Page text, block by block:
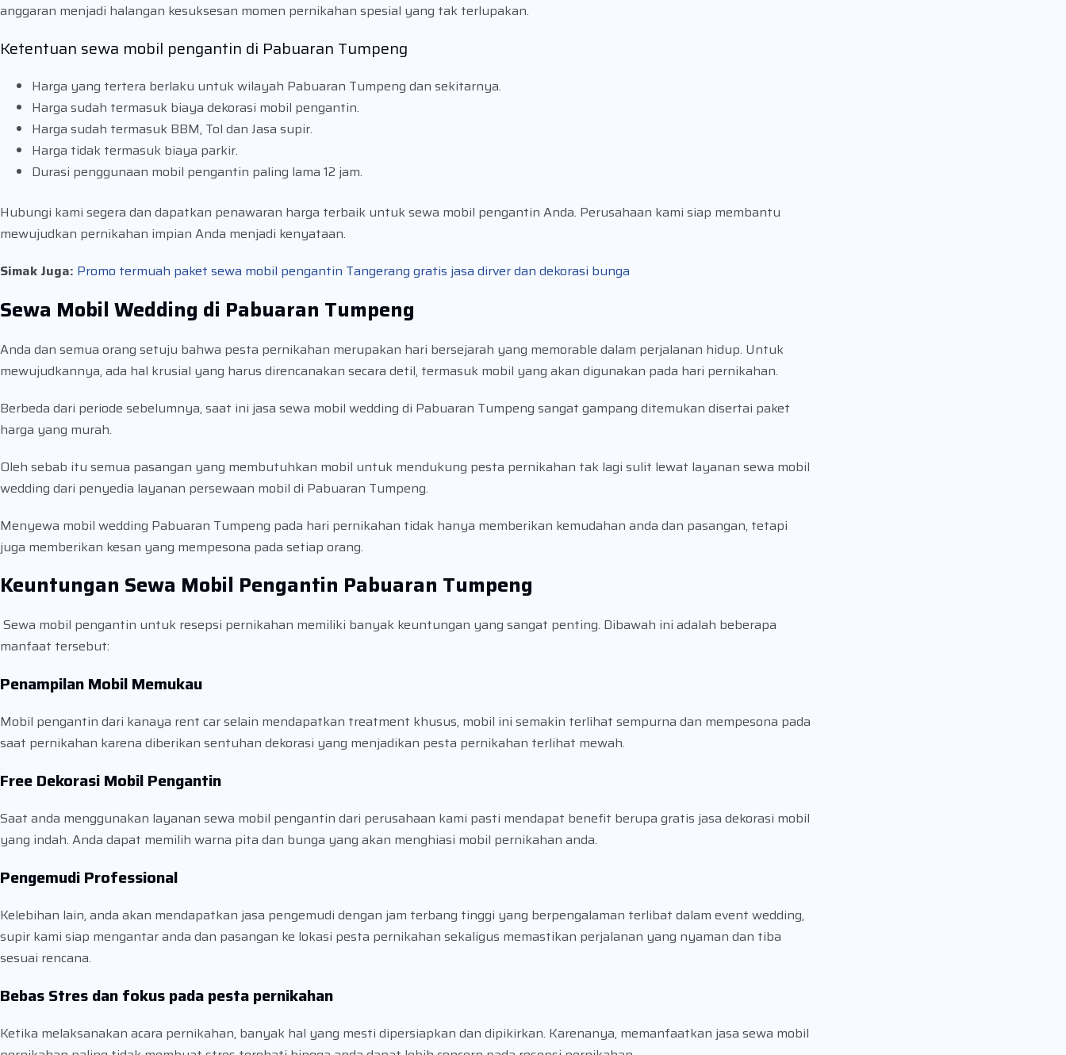
anggaran menjadi halangan kesuksesan momen pernikahan spesial yang tak terlupakan.
Ketentuan sewa mobil pengantin di Pabuaran Tumpeng
Harga yang tertera berlaku untuk wilayah Pabuaran Tumpeng dan sekitarnya.
Harga sudah termasuk biaya dekorasi mobil pengantin.
Harga sudah termasuk BBM, Tol dan Jasa supir.
Harga tidak termasuk biaya parkir.
Durasi penggunaan mobil pengantin paling lama 12 jam.
Hubungi kami segera dan dapatkan penawaran harga terbaik untuk sewa mobil pengantin Anda. Perusahaan kami siap membantu
mewujudkan pernikahan impian Anda menjadi kenyataan.
Simak Juga: Promo termuah paket sewa mobil pengantin Tangerang gratis jasa dirver dan dekorasi bunga
Sewa Mobil Wedding di Pabuaran Tumpeng
Anda dan semua orang setuju bahwa pesta pernikahan merupakan hari bersejarah yang memorable dalam perjalanan hidup. Untuk
mewujudkannya, ada hal krusial yang harus direncanakan secara detil, termasuk mobil yang akan digunakan pada hari pernikahan.
Berbeda dari periode sebelumnya, saat ini jasa sewa mobil wedding di Pabuaran Tumpeng sangat gampang ditemukan disertai paket
harga yang murah.
Oleh sebab itu semua pasangan yang membutuhkan mobil untuk mendukung pesta pernikahan tak lagi sulit lewat layanan sewa mobil
wedding dari penyedia layanan persewaan mobil di Pabuaran Tumpeng.
Menyewa mobil wedding Pabuaran Tumpeng pada hari pernikahan tidak hanya memberikan kemudahan anda dan pasangan, tetapi
juga memberikan kesan yang mempesona pada setiap orang.
Keuntungan Sewa Mobil Pengantin Pabuaran Tumpeng
Sewa mobil pengantin untuk resepsi pernikahan memiliki banyak keuntungan yang sangat penting. Dibawah ini adalah beberapa
manfaat tersebut:
Penampilan Mobil Memukau
Mobil pengantin dari kanaya rent car selain mendapatkan treatment khusus, mobil ini semakin terlihat sempurna dan mempesona pada
saat pernikahan karena diberikan sentuhan dekorasi yang menjadikan pesta pernikahan terlihat mewah.
Free Dekorasi Mobil Pengantin
Saat anda menggunakan layanan sewa mobil pengantin dari perusahaan kami pasti mendapat benefit berupa gratis jasa dekorasi mobil
yang indah. Anda dapat memilih warna pita dan bunga yang akan menghiasi mobil pernikahan anda.
Pengemudi Professional
Kelebihan lain, anda akan mendapatkan jasa pengemudi dengan jam terbang tinggi yang berpengalaman terlibat dalam event wedding,
supir kami siap mengantar anda dan pasangan ke lokasi pesta pernikahan sekaligus memastikan perjalanan yang nyaman dan tiba
sesuai rencana.
Bebas Stres dan fokus pada pesta pernikahan
Ketika melaksanakan acara pernikahan, banyak hal yang mesti dipersiapkan dan dipikirkan. Karenanya, memanfaatkan jasa sewa mobil